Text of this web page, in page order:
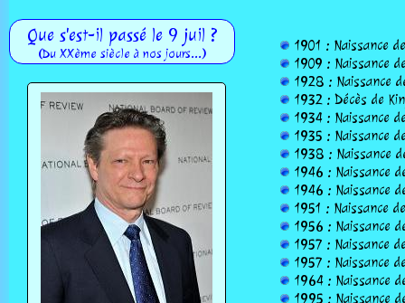
Que s'est-il passé le 9 juil ?
(Du XXème siècle à nos jours...)
1901 : Naissance
1909 : Naissance
1928 : Naissance
1932 : Décès de
1934 : Naissance
1935 : Naissance
1938 : Naissance
1946 : Naissance
1946 : Naissance
1951 : Naissance
1956 : Naissance
1957 : Naissance
1957 : Naissance
1964 : Naissance
1995 : Naissance